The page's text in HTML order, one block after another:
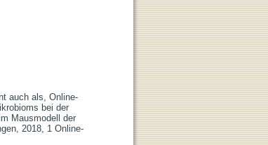
auch als, Online-
bei der
Mausmodell der
2018, 1 Online-